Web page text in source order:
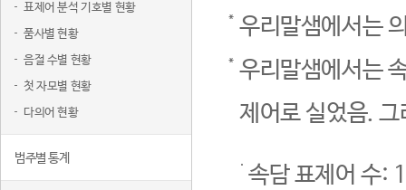
표제어 분석 기호별 현황
품사별 현황
음절 수별 현황
첫 자모별 현황
다의어 현황
범주별 통계
우리말샘에서는
우리말샘에서는
제어로 실었음.
속담 표제어 수: